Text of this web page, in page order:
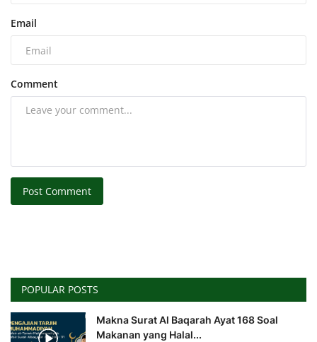
Email
Comment
Post Comment
POPULAR POSTS
Makna Surat Al Baqarah Ayat 168 Soal
Makanan yang Halal...